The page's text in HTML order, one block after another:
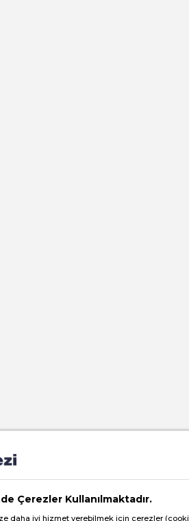
Çerezler Kullanılmaktadır.
daha iyi hizmet verebilmek için çerezler